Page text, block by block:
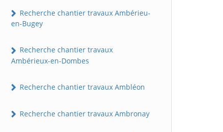
Recherche chantier travaux Ambérieu-
en-Bugey
Recherche chantier travaux
Ambérieux-en-Dombes
Recherche chantier travaux Ambléon
Recherche chantier travaux Ambronay